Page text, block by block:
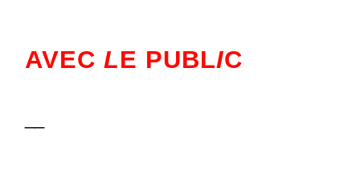
AVECLE PUBLIC